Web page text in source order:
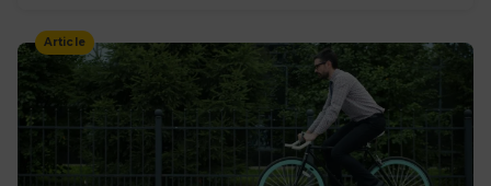
durables (FMD), encadré par la loi d’orientation des
mobilités (LOM). L’efficacité d’une telle solution dépend
directement de la manière dont elle est structurée, de son
articulation avec les autres dispositifs existants, et surtout
des usages réels des collaborateurs.
Article